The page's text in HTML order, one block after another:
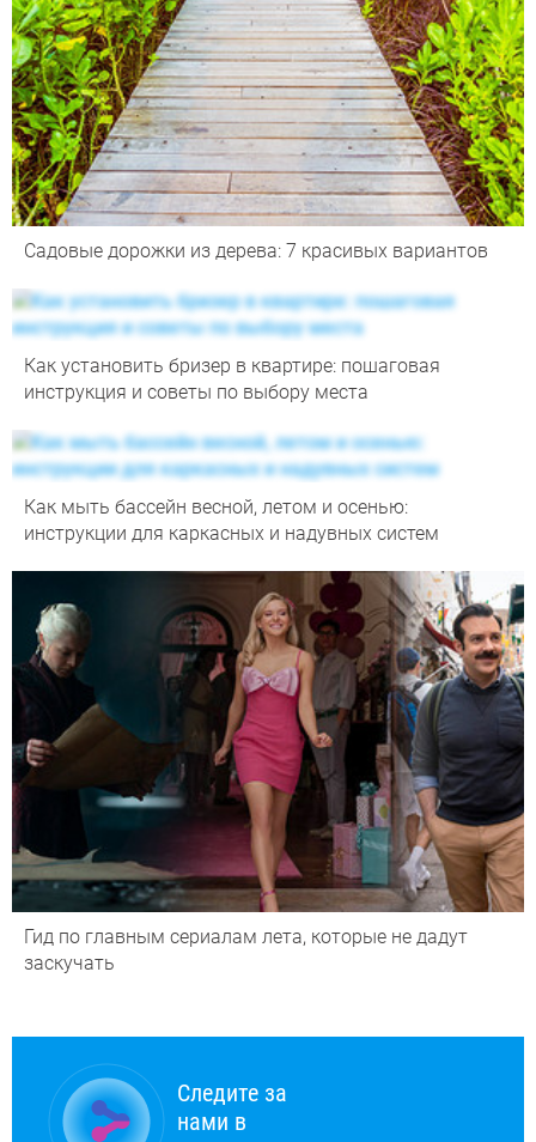
Садовые дорожки из дерева: 7 красивых вариантов
Как установить бризер в квартире: пошаговая
инструкция и советы по выбору места
Как мыть бассейн весной, летом и осенью:
инструкции для каркасных и надувных систем
Гид по главным сериалам лета, которые не дадут
заскучать
Следите за
нами в